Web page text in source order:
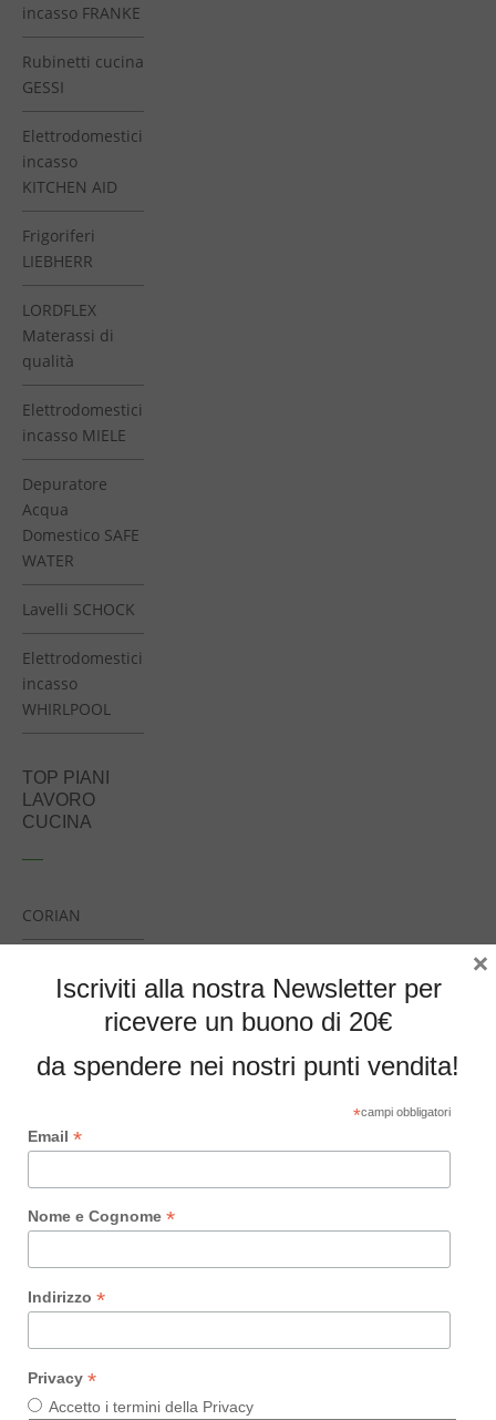
incasso FRANKE
Rubinetti cucina
GESSI
Elettrodomestici
incasso
KITCHEN AID
Frigoriferi
LIEBHERR
LORDFLEX
Materassi di
qualità
Elettrodomestici
incasso MIELE
Depuratore
Acqua
Domestico SAFE
WATER
Lavelli SCHOCK
Elettrodomestici
incasso
WHIRLPOOL
TOP PIANI
LAVORO
CUCINA
CORIAN
HANSTONE
QUARELLA
SILESTONE
VITTINOX
Iscriviti alla nostra Newsletter per
ricevere un buono di 20€
da spendere nei nostri punti vendita!
*campi obbligatori
Email *
Nome e Cognome *
Indirizzo *
Privacy *
Accetto i termini della Privacy
×